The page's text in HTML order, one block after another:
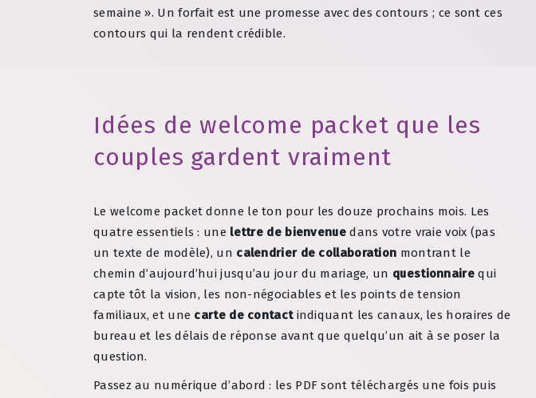
semaine ». Un forfait est une promesse avec des contours ; ce sont ces
contours qui la rendent crédible.
Idées de welcome packet que les
couples gardent vraiment
Le welcome packet donne le ton pour les douze prochains mois. Les
quatre essentiels : une lettre de bienvenuedans votre vraie voix (pas
un texte de modèle), un calendrier de collaboration montrant le
chemin d’aujourd’hui jusqu’au jour du mariage, un questionnairequi
capte tôt la vision, les non-négociables et les points de tension
familiaux, et une carte de contactindiquant les canaux, les horaires de
bureau et les délais de réponse avant que quelqu’un ait à se poser la
question.
Passez au numérique d’abord : les PDF sont téléchargés une fois puis